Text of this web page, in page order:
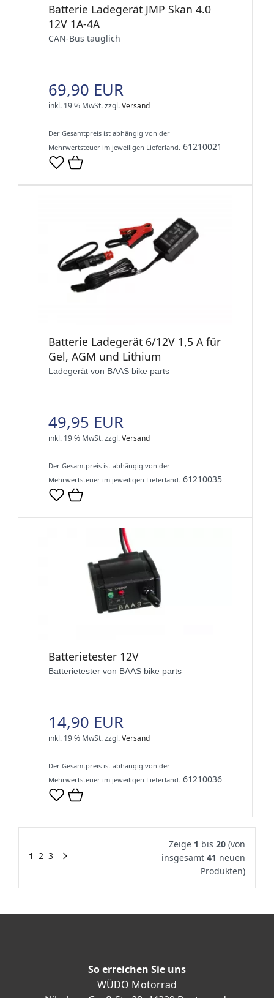
Batterie Ladegerät JMP Skan 4.0
12V 1A-4A
CAN-Bus tauglich
69,90 EUR
inkl. 19 % MwSt.zzgl.Versand
Der Gesamtpreis ist abhängig von der
Mehrwertsteuer im jeweiligen Lieferland. 61210021
Batterie Ladegerät 6/12V 1,5 A für
Gel, AGM und Lithium
Ladegerät von BAAS bike parts
49,95 EUR
inkl. 19 % MwSt.zzgl.Versand
Der Gesamtpreis ist abhängig von der
Mehrwertsteuer im jeweiligen Lieferland. 61210035
Batterietester 12V
Batterietester von BAAS bike parts
14,90 EUR
inkl. 19 % MwSt.zzgl.Versand
Der Gesamtpreis ist abhängig von der
Mehrwertsteuer im jeweiligen Lieferland. 61210036
1 2 3
Zeige 1 bis 20 (von
insgesamt 41 neuen
Produkten)
So erreichen Sie uns
WÜDO Motorrad